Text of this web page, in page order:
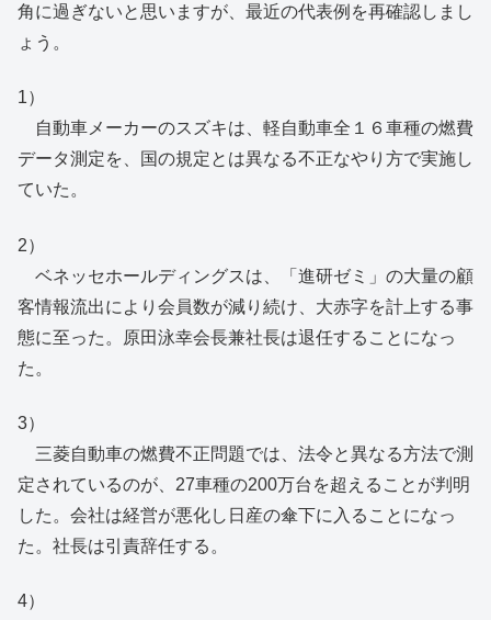
角に過ぎないと思いますが、最近の代表例を再確認しまし
ょう。
1）
自動車メーカーのスズキは、軽自動車全１６車種の燃費
データ測定を、国の規定とは異なる不正なやり方で実施し
ていた。
2）
ベネッセホールディングスは、「進研ゼミ」の大量の顧
客情報流出により会員数が減り続け、大赤字を計上する事
態に至った。原田泳幸会長兼社長は退任することになっ
た。
3）
三菱自動車の燃費不正問題では、法令と異なる方法で測
定されているのが、27車種の200万台を超えることが判明
した。会社は経営が悪化し日産の傘下に入ることになっ
た。社長は引責辞任する。
4）